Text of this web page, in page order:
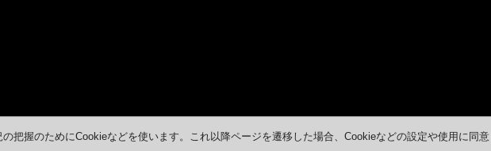
把握のためにCookieなどを使います。これ以降ページを遷移した場合、Cookieなどの設定や使用に同意